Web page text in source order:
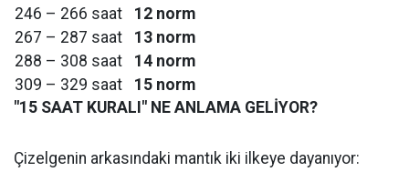
246 – 266 saat
12 norm
267 – 287 saat
13 norm
288 – 308 saat
14 norm
309 – 329 saat
15 norm
"15 SAAT KURALI" NE ANLAMA GELİYOR?
Çizelgenin arkasındaki mantık iki ilkeye dayanıyor: